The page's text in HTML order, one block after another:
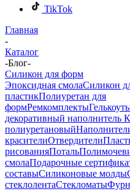
TikTok
Главная
-
Каталог
-Блог-
Силикон для форм
Эпоксидная смолаСиликон
пластикПолиуретан для
формРемкомплекты
декоративный наполнитель
полиуретановый
красителиОтвердители
рисованияПоталь
смолаПодарочные
составыСиликоновые молды
стеклолентаСтекломаты